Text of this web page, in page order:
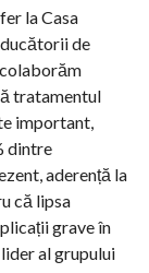
la Casa
de
tratamentul
important,
dintre
aderență la
că lipsa
grave în
al grupului